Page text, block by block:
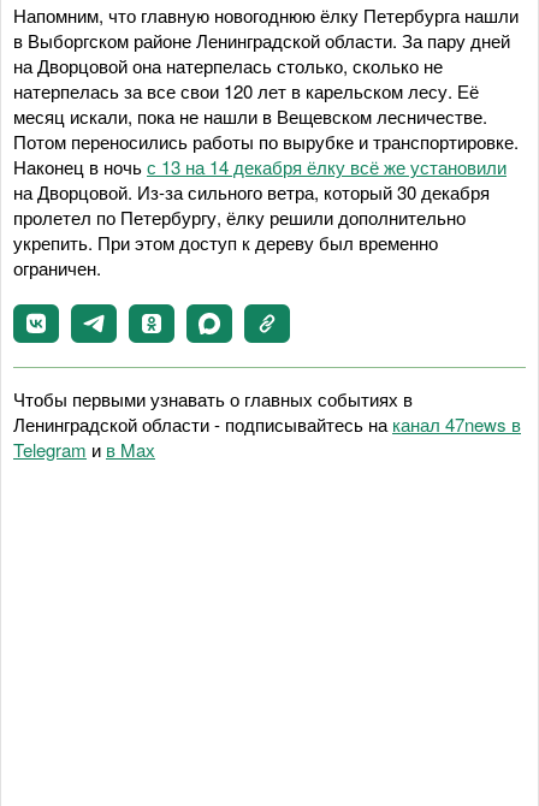
Напомним, что главную новогоднюю ёлку Петербурга нашли
в Выборгском районе Ленинградской области. За пару дней
на Дворцовой она натерпелась столько, сколько не
натерпелась за все свои 120 лет в карельском лесу. Её
месяц искали, пока не нашли в Вещевском лесничестве.
Потом переносились работы по вырубке и транспортировке.
Наконец в ночьс 13 на 14 декабря ёлку всё же установили
на Дворцовой. Из-за сильного ветра, который 30 декабря
пролетел по Петербургу, ёлку решили дополнительно
укрепить. При этом доступ к дереву был временно
ограничен.
Чтобы первыми узнавать о главных событиях в
Ленинградской области - подписывайтесь на канал 47news в
Telegram и в Maх